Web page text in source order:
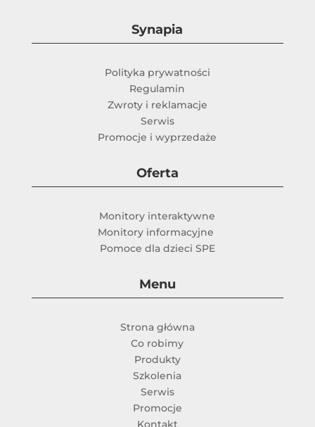
Synapia
Polityka prywatności
Regulamin
Zwroty i reklamacje
Serwis
Promocje i wyprzedaże
Oferta
Monitory interaktywne
Monitory informacyjne
Pomoce dla dzieci SPE
Menu
Strona główna
Co robimy
Produkty
Szkolenia
Serwis
Promocje
Kontakt